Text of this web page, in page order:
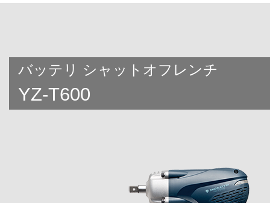
バッテリ シャットオフレンチ
YZ-T600